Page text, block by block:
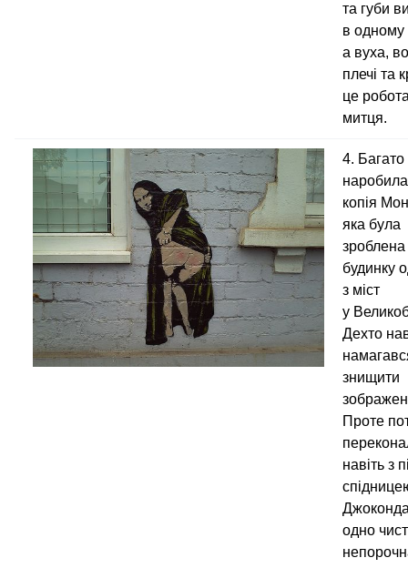
та губи
в одному
а вуха,
плечі та
це
митця.
4. Багато
копія
яка була
зроблена
будинку
з міст
у
Дехто
знищити
Проте
навіть з
одно